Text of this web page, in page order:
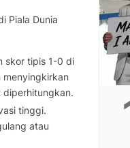
Piala Dunia
skor tipis 1-0 di
menyingkirkan
diperhitungkan.
tinggi.
atau